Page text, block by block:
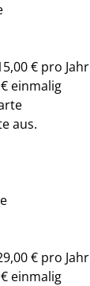
€ pro Jahr
einmalig
aus.
€ pro Jahr
einmalig